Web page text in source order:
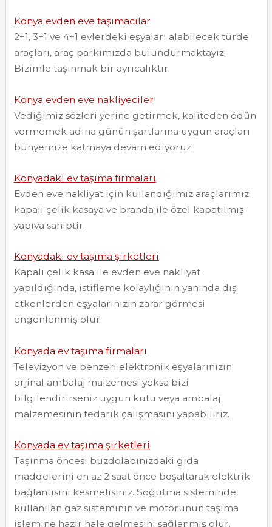
Konya evden eve taşımacılar
2+1, 3+1 ve 4+1 evlerdeki eşyaları alabilecek türde
araçları, araç parkımızda bulundurmaktayız.
Bizimle taşınmak bir ayrıcalıktır.
Konya evden eve nakliyeciler
Vediğimiz sözleri yerine getirmek, kaliteden ödün
vermemek adına günün şartlarına uygun araçları
bünyemize katmaya devam ediyoruz.
Konyadaki ev taşıma firmaları
Evden eve nakliyat için kullandığımız araçlarımız
kapalı çelik kasaya ve branda ile özel kapatılmış
yapıya sahiptir.
Konyadaki ev taşıma şirketleri
Kapalı çelik kasa ile evden eve nakliyat
yapıldığında, istifleme kolaylığının yanında dış
etkenlerden eşyalarınızın zarar görmesi
engenlenmiş olur.
Konyada ev taşıma firmaları
Televizyon ve benzeri elektronik eşyalarınızın
orjinal ambalaj malzemesi yoksa bizi
bilgilendirirseniz uygun kutu veya ambalaj
malzemesinin tedarik çalışmasını yapabiliriz.
Konyada ev taşıma şirketleri
Taşınma öncesi buzdolabınızdaki gıda
maddelerini en az 2 saat önce boşaltarak elektrik
bağlantısını kesmelisiniz. Soğutma sisteminde
kullanılan gaz sisteminin ve motorunun taşıma
işlemine hazır hale gelmesini sağlanmış olur.